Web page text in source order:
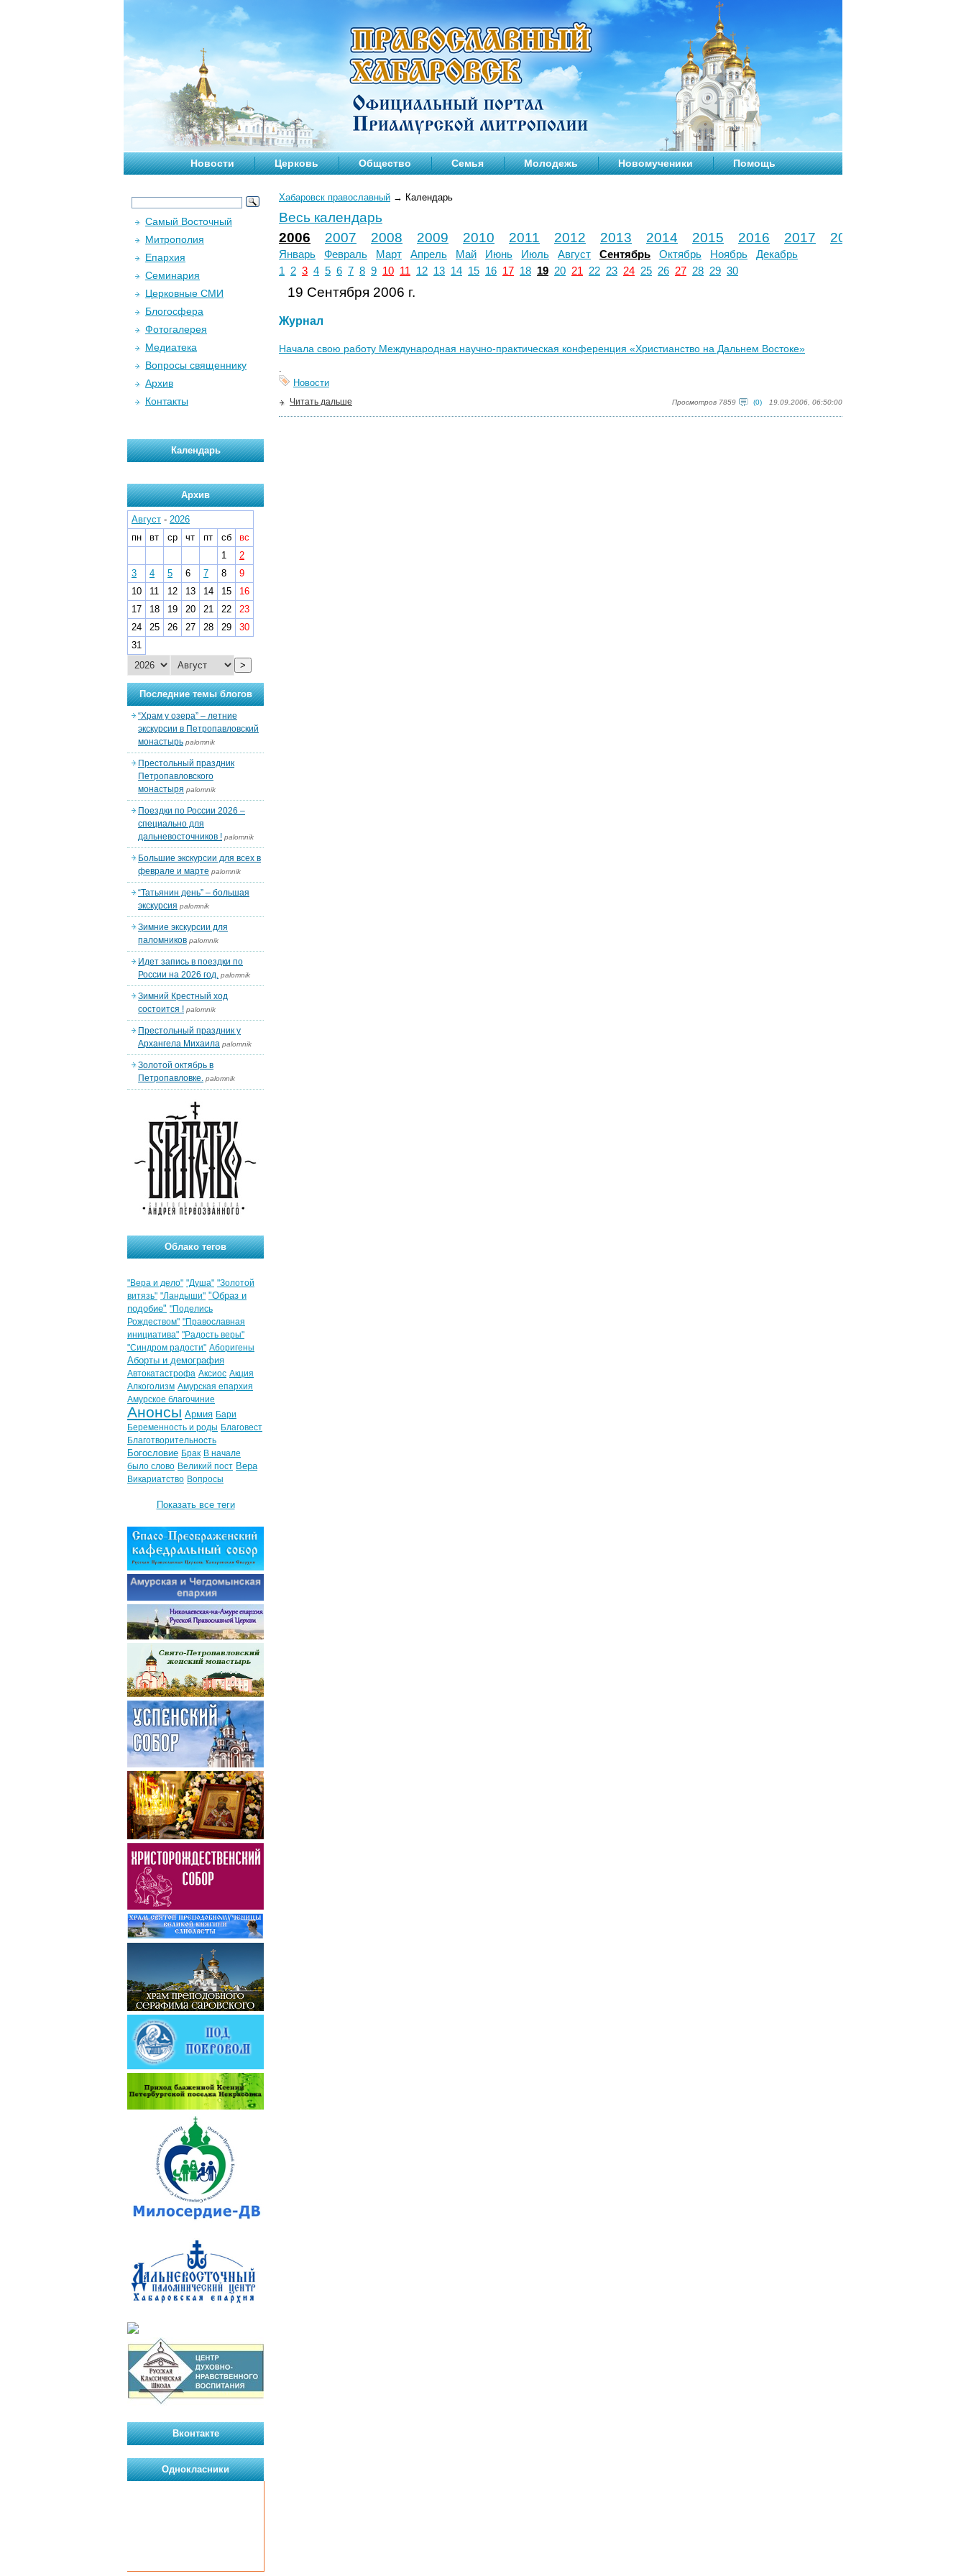
Новости Церковь Общество Семья Молодежь Новомученики Помощь
Хабаровск православный → Календарь
Весь календарь
2006
2007 2008 2009 2010 2011 2012 2013 2014 2015 2016 2017 2018
Январь Февраль Март Апрель Май Июнь Июль Август Сентябрь Октябрь Ноябрь
Декабрь
1
2 3 4 5 6 7 8 9 10 11 12 13 14 15 16 17 18 19 20 21 22 23 24 25 26 27 28 29 30
19 Сентября 2006 г.
Журнал
Начала свою работу Международная научно-практическая конференция «Христианство на Дальнем Востоке»
.
Новости
Просмотров 7859 (0) 19.09.2006, 06:50:00
Читать дальше
Самый Восточный
Митрополия
Епархия
Семинария
Церковные СМИ
Блогосфера
Фотогалерея
Медиатека
Вопросы священнику
Архив
Контакты
Календарь
Архив
Август - 2026
пн
вт ср чт пт сб
вс
1
2
3
4 5 6 7 8
9
10
11 12 13 14 15
16
17
18 19 20 21 22
23
24
25 26 27 28 29
30
31
>
Последние темы блогов
“Храм у озера” – летние
экскурсии в Петропавловский
монастырь palomnik
Престольный праздник
Петропавловского
монастыря palomnik
Поездки по России 2026 –
специально для
дальневосточников ! palomnik
Большие экскурсии для всех в
феврале и марте palomnik
“Татьянин день” – большая
экскурсия palomnik
Зимние экскурсии для
паломников palomnik
Идет запись в поездки по
России на 2026 год. palomnik
Зимний Крестный ход
состоится ! palomnik
Престольный праздник у
Архангела Михаила palomnik
Золотой октябрь в
Петропавловке. palomnik
Облако тегов
"Вера и дело" "Душа" "Золотой
витязь" "Ландыши" "Образ и
подобие" "Поделись
Рождеством" "Православная
инициатива" "Радость веры"
"Синдром радости" Аборигены
Аборты и демография
Автокатастрофа Аксиос Акция
Алкоголизм Амурская епархия
Амурское благочиние
Анонсы Армия Бари
Беременность и роды Благовест
Благотворительность
Богословие Брак В начале
было слово Великий пост Вера
Викариатство Вопросы
Показать все теги
Вконтакте
Однокласники